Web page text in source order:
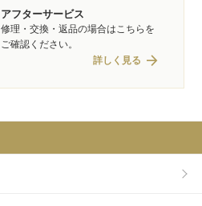
アフターサービス
修理・交換・返品の場合はこちらを
ご確認ください。
詳しく見る arrow_forward